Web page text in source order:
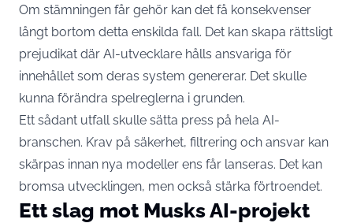
Om stämningen får gehör kan det få konsekvenser
långt bortom detta enskilda fall. Det kan skapa rättsligt
prejudikat där AI-utvecklare hålls ansvariga för
innehållet som deras system genererar. Det skulle
kunna förändra spelreglerna i grunden.
Ett sådant utfall skulle sätta press på hela AI-
branschen. Krav på säkerhet, filtrering och ansvar kan
skärpas innan nya modeller ens får lanseras. Det kan
bromsa utvecklingen, men också stärka förtroendet.
Ett slag mot Musks AI-projekt